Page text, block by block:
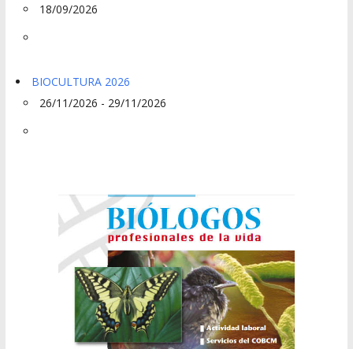
18/09/2026
BIOCULTURA 2026
26/11/2026 - 29/11/2026